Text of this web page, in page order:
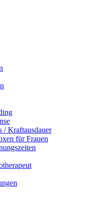
/ Kraftausdauer
für Frauen